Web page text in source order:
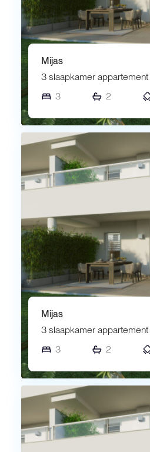
Mijas
3 slaapkamer appartement
3
2
Mijas
3 slaapkamer appartement
3
2